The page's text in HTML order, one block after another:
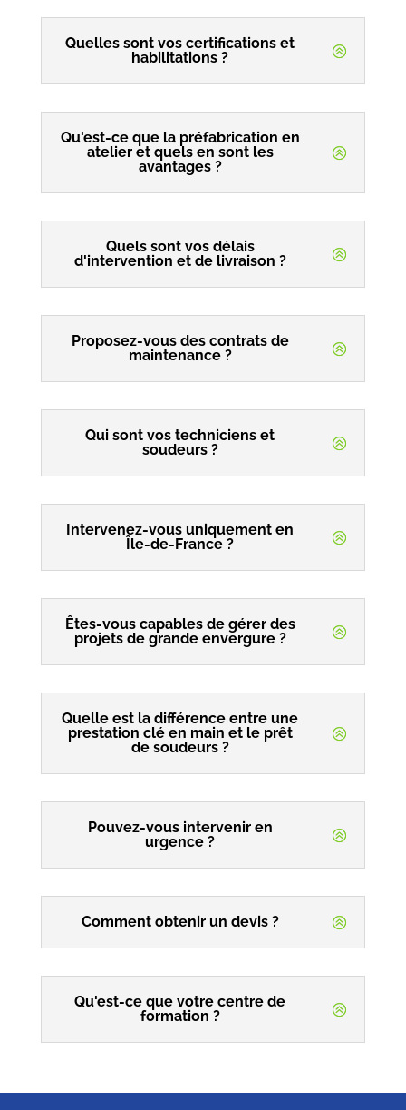
Quelles sont vos certifications et
habilitations ?
Qu'est-ce que la préfabrication en
atelier et quels en sont les
avantages ?
Quels sont vos délais
d'intervention et de livraison ?
Proposez-vous des contrats de
maintenance ?
Qui sont vos techniciens et
soudeurs ?
Intervenez-vous uniquement en
Île-de-France ?
Êtes-vous capables de gérer des
projets de grande envergure ?
Quelle est la différence entre une
prestation clé en main et le prêt
de soudeurs ?
Pouvez-vous intervenir en
urgence ?
Comment obtenir un devis ?
Qu'est-ce que votre centre de
formation ?